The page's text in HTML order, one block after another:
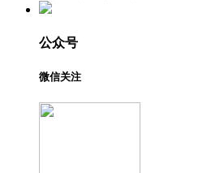
公众号
微信关注